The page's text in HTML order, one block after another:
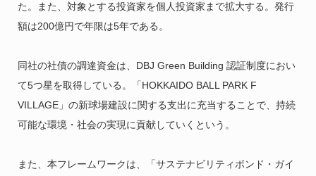
た。また、対象とする投資家を個人投資家まで拡大する。発行
額は200億円で年限は5年である。
同社の社債の調達資金は、DBJ Green Building 認証制度におい
て5つ星を取得している。「HOKKAIDO BALL PARK F
VILLAGE」の新球場建設に関する支出に充当することで、持続
可能な環境・社会の実現に貢献していくという。
また、本フレームワークは、「サステナビリティボンド・ガイ